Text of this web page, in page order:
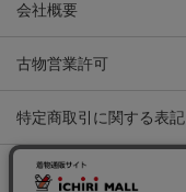
会社概要
古物営業許可
特定商取引に関する表記
プライバシーポリシー